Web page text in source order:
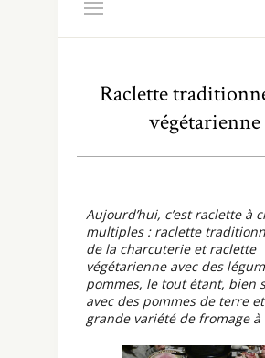
Raclette
végétarienne
Aujourd’hui, c’est raclette à
multiples : raclette
de la charcuterie et raclette
végétarienne avec des
pommes, le tout étant, bien
avec des pommes de terre
grande variété de fromage à